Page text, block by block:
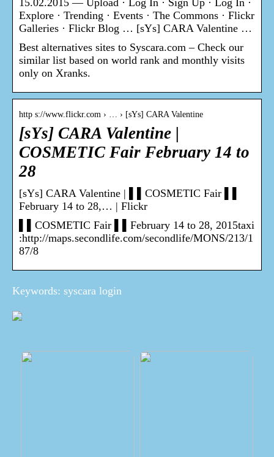
15.02.2015 — Upload · Log In · Sign Up · Log In ·
Explore · Trending · Events · The Commons · Flickr
Galleries · Flickr Blog … [sYs] CARA Valentine …
Best alternatives sites to Syscara.com – Check our
similar list based on world rank and monthly visits
only on Xranks.
http s://www.flickr.com › … › [sYs] CARA Valentine
[sYs] CARA Valentine |
COSMETIC Fair February 14 to
28
[sYs] CARA Valentine | ▌▌COSMETIC Fair ▌▌
February 14 to 28,… | Flickr
▌▌COSMETIC Fair ▌▌February 14 to 28, 2015taxi
:http://maps.secondlife.com/secondlife/MONS/213/1
87/8
Keywords: syscara login